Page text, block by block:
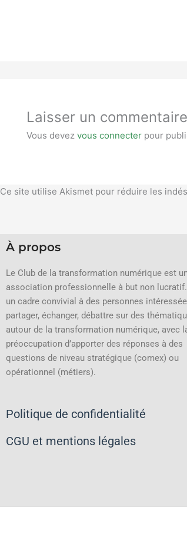
Laisser un commentaire
Vous devez vous connecter pour
Ce site utilise Akismet pour réduire les
À propos
Le Club de la transformation numérique est
association professionnelle à but non lucratif.
un cadre convivial à des personnes
partager, échanger, débattre sur des
autour de la transformation numérique, avec
préoccupation d’apporter des réponses à des
questions de niveau stratégique (comex) ou
opérationnel (métiers).
Politique de confidentialité
CGU et mentions légales